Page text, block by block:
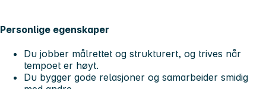
Personlige egenskaper
Du jobber målrettet og strukturert, og trives når
tempoet er høyt.
Du bygger gode relasjoner og samarbeider smidig